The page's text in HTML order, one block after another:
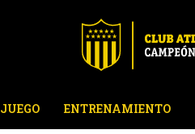
JUEGO ENTRENAMIENTO